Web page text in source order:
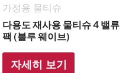
가정용 물티슈
다용도 재사용 물티슈 4 밸류
팩 (블루 웨이브)
자세히 보기